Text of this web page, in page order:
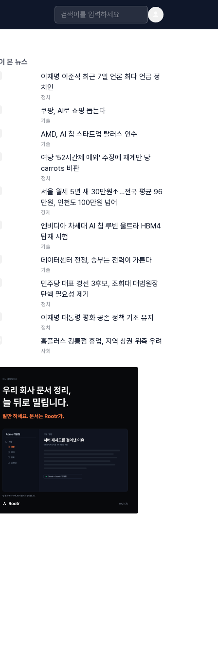
본 뉴스
이재명 이준석 최근 7일 언론 최다 언급 정
치인
정치
쿠팡, AI로 쇼핑 돕는다
기술
AMD, AI 칩 스타트업 탈러스 인수
기술
여당 '52시간제 예외' 주장에 재계만 당
carrots 비판
정치
서울 월세 5년 새 30만원↑…전국 평균 96
만원, 인천도 100만원 넘어
경제
엔비디아 차세대 AI 칩 루빈 울트라 HBM4
탑재 시험
기술
데이터센터 전쟁, 승부는 전력이 가른다
기술
민주당 대표 경선 3후보, 조희대 대법원장
탄핵 필요성 제기
정치
이재명 대통령 평화 공존 정책 기조 유지
정치
홈플러스 강릉점 휴업, 지역 상권 위축 우려
사회